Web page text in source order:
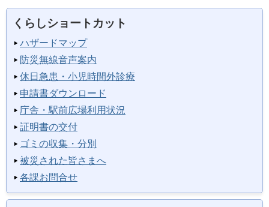
くらしショートカット
ハザードマップ
防災無線音声案内
休日急患・小児時間外診療
申請書ダウンロード
庁舎・駅前広場利用状況
証明書の交付
ゴミの収集・分別
被災された皆さまへ
各課お問合せ